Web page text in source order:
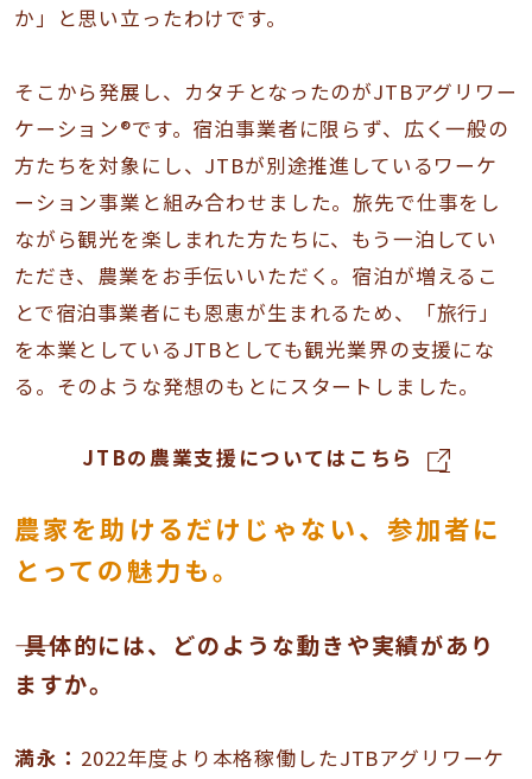
か」と思い立ったわけです。
そこから発展し、カタチとなったのがJTBアグリワー
ケーション®です。宿泊事業者に限らず、広く一般の
方たちを対象にし、JTBが別途推進しているワーケ
ーション事業と組み合わせました。旅先で仕事をし
ながら観光を楽しまれた方たちに、もう一泊してい
ただき、農業をお手伝いいただく。宿泊が増えるこ
とで宿泊事業者にも恩恵が生まれるため、「旅行」
を本業としているJTBとしても観光業界の支援にな
る。そのような発想のもとにスタートしました。
JTBの農業支援についてはこちら
農家を助けるだけじゃない、参加者に
とっての魅力も。
―― 具体的には、どのような動きや実績があり
ますか。
満永： 2022年度より本格稼働したJTBアグリワーケ